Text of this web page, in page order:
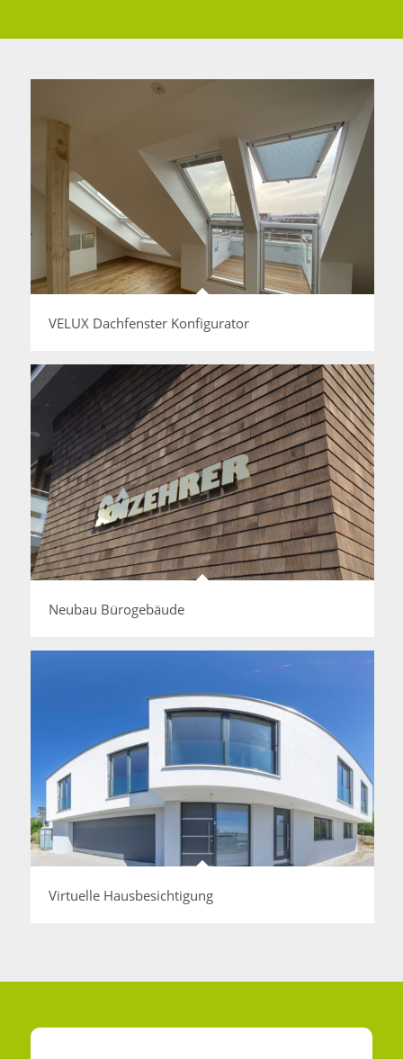
VELUX Dachfenster Konfigurator
Neubau Bürogebäude
Virtuelle Hausbesichtigung